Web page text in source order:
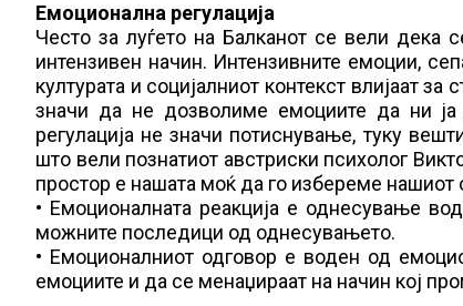
Емоционална регулација
Често за луѓето на Балканот се вели дека
интензивен начин. Интензивните емоции,
културата и социјалниот контекст влијаат
значи да не дозволиме емоциите да ни ја
регулација не значи потиснување, туку
што вели познатиот австриски психолог
простор е нашата моќ да го избереме нашиот
• Емоционалната реакција е однесување
можните последици од однесувањето.
• Емоционалниот одговор е воден од
емоциите и да се менаџираат на начин кој